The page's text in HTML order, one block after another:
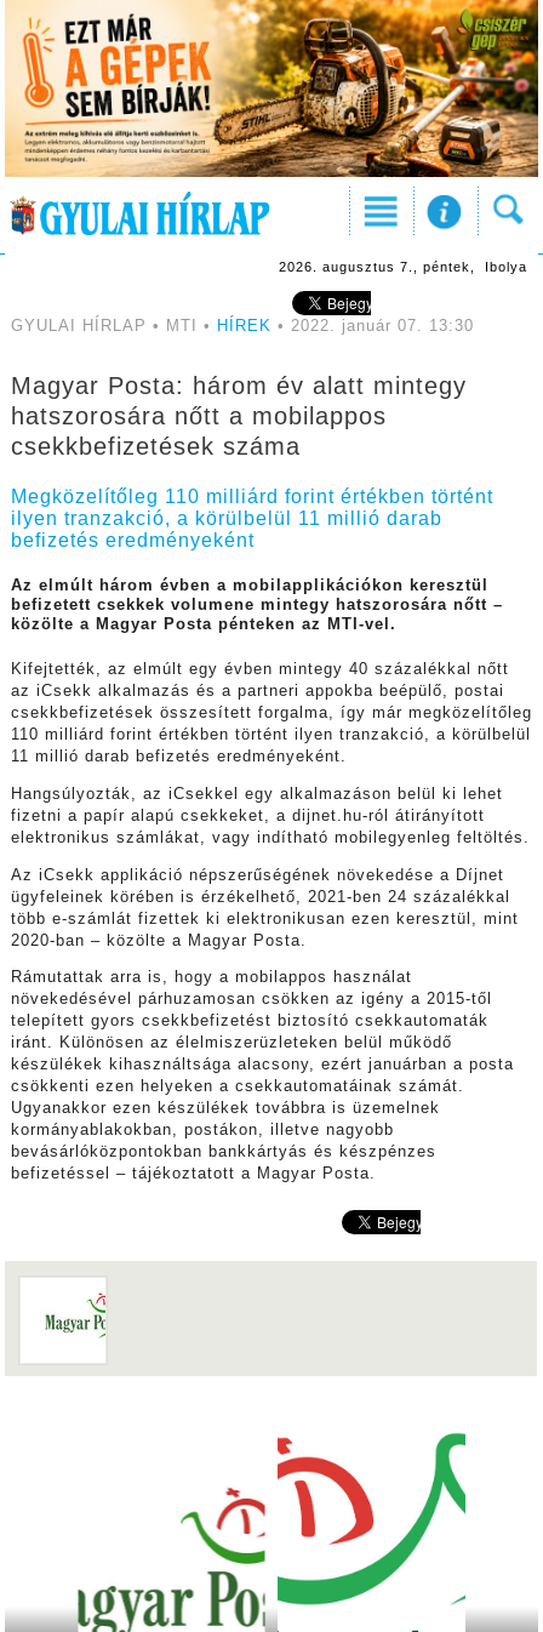
2026. augusztus 7., péntek, Ibolya
GYULAI HÍRLAP • MTI • HÍREK • 2022. január 07. 13:30
Magyar Posta: három év alatt mintegy
hatszorosára nőtt a mobilappos
csekkbefizetések száma
Megközelítőleg 110 milliárd forint értékben történt
ilyen tranzakció, a körülbelül 11 millió darab
befizetés eredményeként
Az elmúlt három évben a mobilapplikációkon keresztül
befizetett csekkek volumene mintegy hatszorosára nőtt –
közölte a Magyar Posta pénteken az MTI-vel.
Kifejtették, az elmúlt egy évben mintegy 40 százalékkal nőtt
az iCsekk alkalmazás és a partneri appokba beépülő, postai
csekkbefizetések összesített forgalma, így már megközelítőleg
110 milliárd forint értékben történt ilyen tranzakció, a körülbelül
11 millió darab befizetés eredményeként.
Hangsúlyozták, az iCsekkel egy alkalmazáson belül ki lehet
fizetni a papír alapú csekkeket, a dijnet.hu-ról átirányított
elektronikus számlákat, vagy indítható mobilegyenleg feltöltés.
Az iCsekk applikáció népszerűségének növekedése a Díjnet
ügyfeleinek körében is érzékelhető, 2021-ben 24 százalékkal
több e-számlát fizettek ki elektronikusan ezen keresztül, mint
2020-ban – közölte a Magyar Posta.
Rámutattak arra is, hogy a mobilappos használat
növekedésével párhuzamosan csökken az igény a 2015-től
telepített gyors csekkbefizetést biztosító csekkautomaták
iránt. Különösen az élelmiszerüzleteken belül működő
készülékek kihasználtsága alacsony, ezért januárban a posta
csökkenti ezen helyeken a csekkautomatáinak számát.
Ugyanakkor ezen készülékek továbbra is üzemelnek
kormányablakokban, postákon, illetve nagyobb
bevásárlóközpontokban bankkártyás és készpénzes
befizetéssel – tájékoztatott a Magyar Posta.